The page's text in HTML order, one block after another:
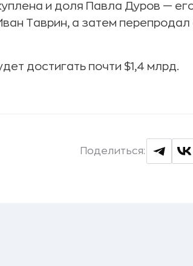
и доля Павла Дуров —
Таврин, а затем перепродал
достигать почти $1,4 млрд.
Поделиться: